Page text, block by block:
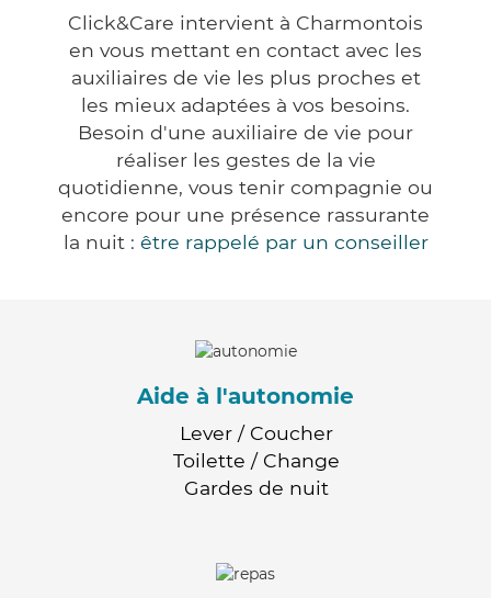
Click&Care intervient à Charmontois
en vous mettant en contact avec les
auxiliaires de vie les plus proches et
les mieux adaptées à vos besoins.
Besoin d'une auxiliaire de vie pour
réaliser les gestes de la vie
quotidienne, vous tenir compagnie ou
encore pour une présence rassurante
la nuit : être rappelé par un conseiller
Aide à l'autonomie
Lever / Coucher
Toilette / Change
Gardes de nuit